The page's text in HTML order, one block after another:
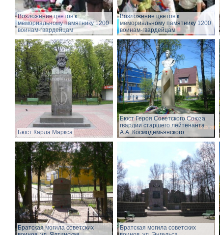
Возложение цветов к
мемориальному памятнику 1200
воинам-гвардейцам
Возложение цветов к
мемориальному памятнику 1200
воинам-гвардейцам
Бюст Карла Маркса
Бюст Героя Советского Союза
гвардии старшего лейтенанта
А.А. Космодемьянского
Братская могила советских
Братская могила советских